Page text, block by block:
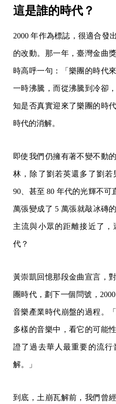
這是誰的時代？
2000 年作為標誌，很適合發
的改動。那一年，臺灣金曲
時高呼一句：「樂團的時代
一時沸騰，而從沸騰到冷卻
知是否真實迎來了樂團的時
時代的消解。
即使我們仍擁有著不變不動
林，除了劉若英還多了劉若
90、甚至 80 年代的光輝不可
萬張變成了 5 萬張就敲冰磚
主流與小眾的距離接近了
代？
黃崇凱回憶那段金曲宣言，
團時代，劃下一個問號，
音樂產業時代崩盤的過程。
多樣的音樂中，看它的可能
證了過去華人最重要的流
解。」
到底，土崩瓦解前，我們曾